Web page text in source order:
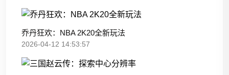
乔丹狂欢：NBA 2K20全新玩法
2026-04-12 14:53:57